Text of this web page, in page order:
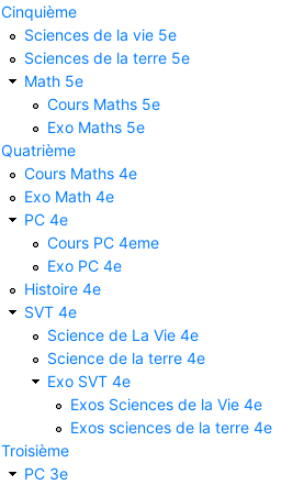
Cinquième
Sciences de la vie 5e
Sciences de la terre 5e
Math 5e
Cours Maths 5e
Exo Maths 5e
Quatrième
Cours Maths 4e
Exo Math 4e
PC 4e
Cours PC 4eme
Exo PC 4e
Histoire 4e
SVT 4e
Science de La Vie 4e
Science de la terre 4e
Exo SVT 4e
Exos Sciences de la Vie 4e
Exos sciences de la terre 4e
Troisième
PC 3e